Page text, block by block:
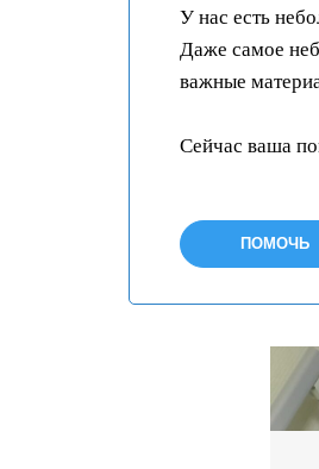
У нас есть
Даже самое
важные
Сейчас ваша
ПОМОЧЬ